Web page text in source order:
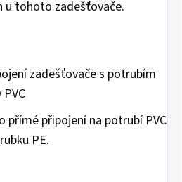
u tohoto zadešťovače.
zadešťovače s potrubím
přímé připojení na potrubí PVC
PE.